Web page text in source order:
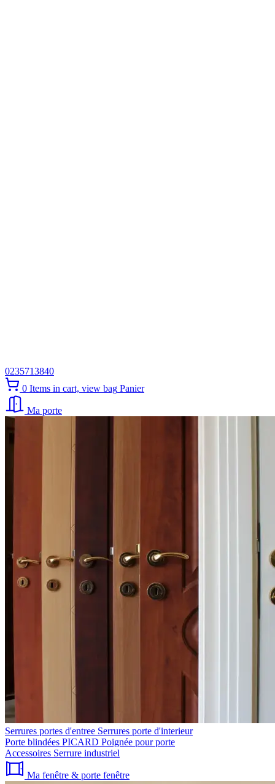
0235713840
0 Items in cart, view bag Panier
Ma porte
Serrures portes d'entree Serrures porte d'interieur
Porte blindées PICARD Poignée pour porte
Accessoires Serrure industriel
Ma fenêtre & porte fenêtre